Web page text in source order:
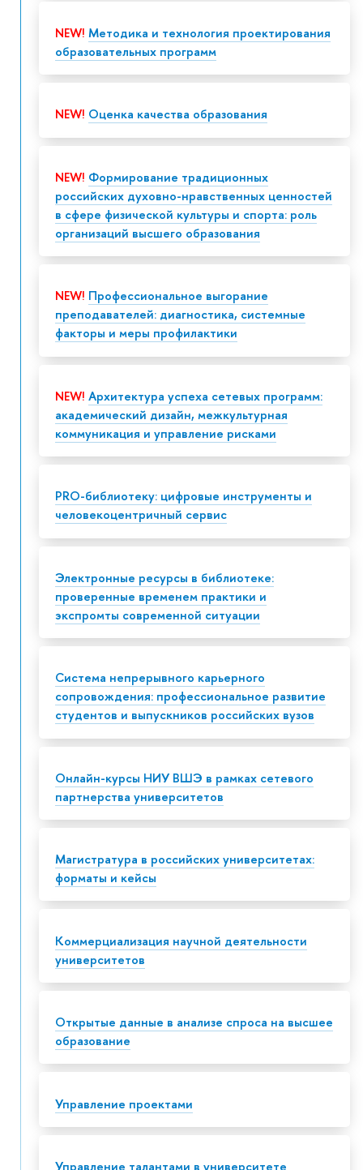
NEW! Методика и технология проектирования
образовательных программ
NEW! Оценка качества образования
NEW! Формирование традиционных
российских духовно-нравственных ценностей
в сфере физической культуры и спорта: роль
организаций высшего образования
NEW! Профессиональное выгорание
преподавателей: диагностика, системные
факторы и меры профилактики
NEW! Архитектура успеха сетевых программ:
академический дизайн, межкультурная
коммуникация и управление рисками
PRO-библиотеку: цифровые инструменты и
человекоцентричный сервис
Электронные ресурсы в библиотеке:
проверенные временем практики и
экспромты современной ситуации
Система непрерывного карьерного
сопровождения: профессиональное развитие
студентов и выпускников российских вузов
Онлайн-курсы НИУ ВШЭ в рамках сетевого
партнерства университетов
Магистратура в российских университетах:
форматы и кейсы
Коммерциализация научной деятельности
университетов
Открытые данные в анализе спроса на высшее
образование
Управление проектами
Управление талантами в университете